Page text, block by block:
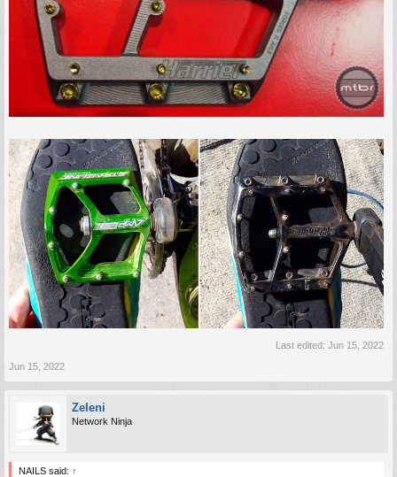
Last edited: Jun 15, 2022
Jun 15, 2022
Zeleni
Network Ninja
NAILS said: ↑